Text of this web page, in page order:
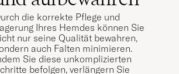
die korrekte Pflege und
Ihres Hemdes können Sie
nur seine Qualität bewahren,
auch Falten minimieren.
Sie diese unkomplizierten
befolgen, verlängern Sie